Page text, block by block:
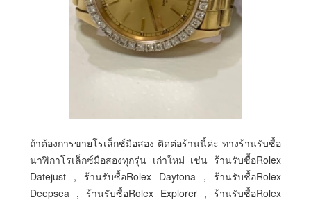
ถ้าต้องการขายโรเล็กซ์มือสอง ติดต่อร้านนี้ค่ะ ทางร้านรับซื้อ
นาฬิกาโรเล็กซ์มือสองทุกรุ่น เก่าใหม่ เช่น ร้านรับซื้อRolex
Datejust , ร้านรับซื้อRolex Daytona , ร้านรับซื้อRolex
Deepsea , ร้านรับซื้อRolex Explorer , ร้านรับซื้อRolex